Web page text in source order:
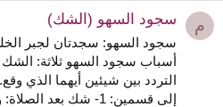
م سجود السهو (الشك)
سجود السهو: سجدتان لجبر
أسباب سجود السهو ثلاثة:
التردد بين شيئين أيهما الذي
إلى قسمين: 1- شك بعد